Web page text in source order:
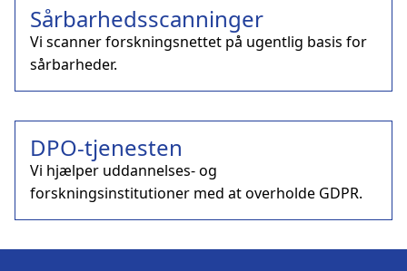
Sårbarhedsscanninger
Vi scanner forskningsnettet på ugentlig basis for
sårbarheder.
DPO-tjenesten
Vi hjælper uddannelses- og
forskningsinstitutioner med at overholde GDPR.